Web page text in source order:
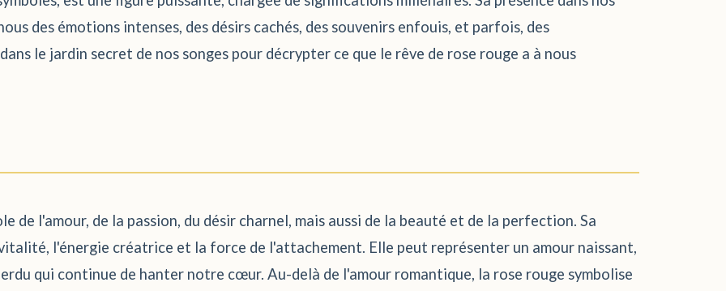
des émotions intenses, des désirs cachés, des souvenirs enfouis, et parfois, des
le jardin secret de nos songes pour décrypter ce que le rêve de rose rouge a à nous
de l'amour, de la passion, du désir charnel, mais aussi de la beauté et de la perfection. Sa
l'énergie créatrice et la force de l'attachement. Elle peut représenter un amour naissant,
qui continue de hanter notre cœur. Au-delà de l'amour romantique, la rose rouge symbolise